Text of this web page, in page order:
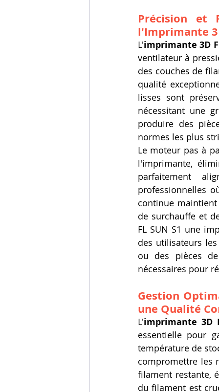
Précision et
l'Imprimante
L'imprimante 3D
ventilateur à
des couches de
qualité
lisses sont
nécessitant une
produire des
normes les plus
Le moteur pas à
l'imprimante,
parfaitement
professionnelles
continue
de surchauffe et
FL SUN S1 une
des utilisateurs
ou des pièces
nécessaires pour
Gestion
une Qualité
L'imprimante 3D
essentielle pour
température de
compromettre les
filament restante,
du filament est